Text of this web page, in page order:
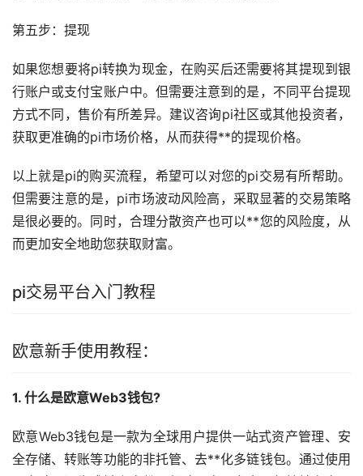
第五步：提现
如果您想要将pi转换为现金，在购买后还需要将其提现到银
行账户或支付宝账户中。但需要注意到的是，不同平台提现
方式不同，售价有所差异。建议咨询pi社区或其他投资者，
获取更准确的pi市场价格，从而获得**的提现价格。
以上就是pi的购买流程，希望可以对您的pi交易有所帮助。
但需要注意的是，pi市场波动风险高，采取显著的交易策略
是很必要的。同时，合理分散资产也可以**您的风险度，从
而更加安全地助您获取财富。
pi交易平台入门教程
欧意新手使用教程：
1. 什么是欧意Web3钱包?
欧意Web3钱包是一款为全球用户提供一站式资产管理、安
全存储、转账等功能的非托管、去**化多链钱包。通过使用